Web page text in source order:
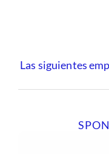
Las siguientes